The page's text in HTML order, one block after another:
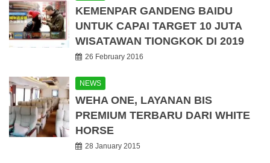
KEMENPAR GANDENG BAIDU
UNTUK CAPAI TARGET 10 JUTA
WISATAWAN TIONGKOK DI 2019
26 February 2016
NEWS
WEHA ONE, LAYANAN BIS
PREMIUM TERBARU DARI WHITE
HORSE
28 January 2015